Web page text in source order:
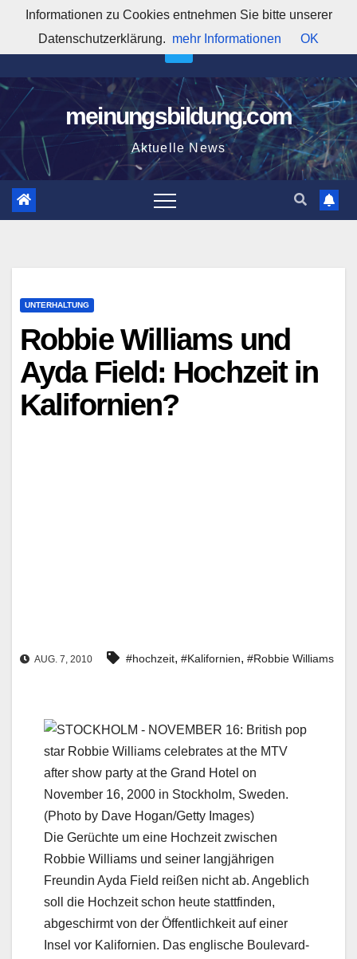
springen
6:02:41 AM
meinungsbildung.com
Aktuelle News
UNTERHALTUNG
Robbie Williams und
Ayda Field: Hochzeit in
Kalifornien?
AUG. 7, 2010 #hochzeit, #Kalifornien, #Robbie Williams
Die Gerüchte um eine Hochzeit zwischen
Robbie Williams und seiner langjährigen
Freundin Ayda Field reißen nicht ab. Angeblich
soll die Hochzeit schon heute stattfinden,
abgeschirmt von der Öffentlichkeit auf einer
Insel vor Kalifornien. Das englische Boulevard-
Informationen zu Cookies entnehmen Sie bitte unserer
Datenschutzerklärung. mehr Informationen OK